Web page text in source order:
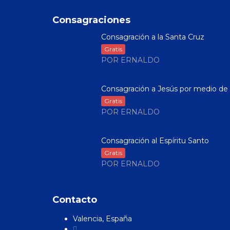
Consagraciones
Consagración a la Santa Cruz
Gratis
POR ERNALDO
Consagración a Jesús por medio de
Gratis
POR ERNALDO
Consagración al Espíritu Santo
Gratis
POR ERNALDO
Contacto
Valencia, España